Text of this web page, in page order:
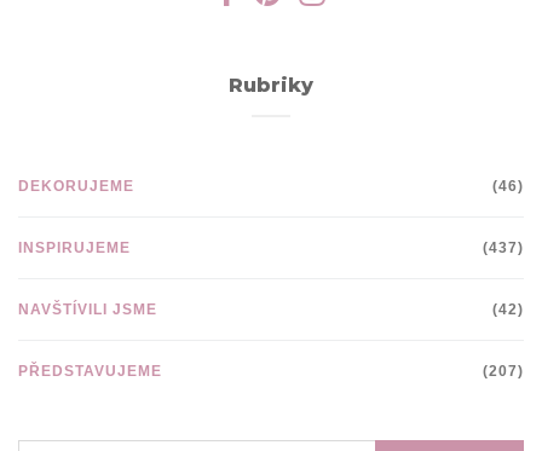
Rubriky
DEKORUJEME (46)
INSPIRUJEME (437)
NAVŠTÍVILI JSME (42)
PŘEDSTAVUJEME (207)